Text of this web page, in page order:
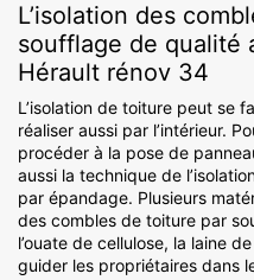
L’isolation des
soufflage de qualité
Hérault rénov 34
L’isolation de toiture peut se
réaliser aussi par l’intérieur.
procéder à la pose de
aussi la technique de
par épandage. Plusieurs
des combles de toiture par
l’ouate de cellulose, la laine
guider les propriétaires dans